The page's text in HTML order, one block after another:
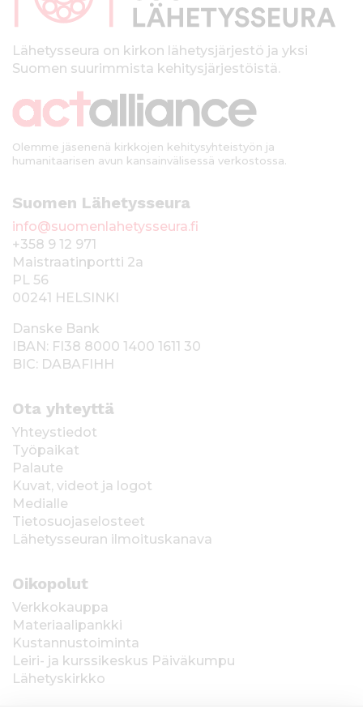
kLähetysseura on kirkon lähetysjärjestö ja yksi
Suomen suurimmista kehitysjärjestöistä.
Olemme jäsenenä kirkkojen kehitysyhteistyön ja
humanitaarisen avun kansainvälisessä verkostossa.
Suomen Lähetysseura
info@suomenlahetysseura.fi
+358 9 12 971
Maistraatinportti 2a
PL 56
00241 HELSINKI
Danske Bank
IBAN: FI38 8000 1400 1611 30
BIC: DABAFIHH
Ota yhteyttä
Yhteystiedot
Työpaikat
Palaute
Kuvat, videot ja logot
Medialle
Tietosuojaselosteet
Lähetysseuran ilmoituskanava
Oikopolut
Verkkokauppa
Materiaalipankki
Kustannustoiminta
Leiri- ja kurssikeskus Päiväkumpu
Lähetyskirkko